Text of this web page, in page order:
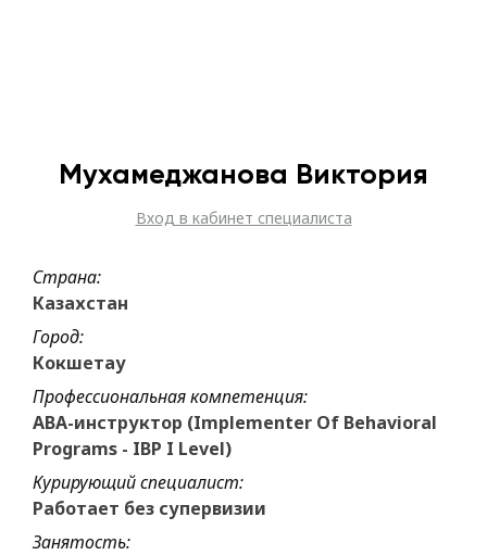
Мухамеджанова Виктория
Вход в кабинет специалиста
Страна:
Казахстан
Город:
Кокшетау
Профессиональная компетенция:
ABA-инструктор (Implementer Of Behavioral
Programs - IBP I Level)
Курирующий специалист:
Работает без супервизии
Занятость: